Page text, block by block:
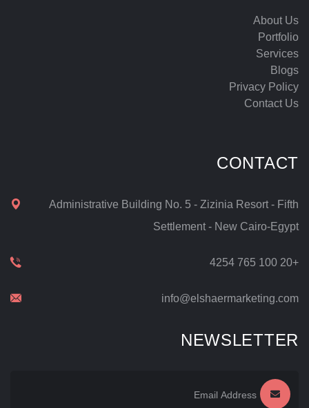
About Us
Portfolio
Services
Blogs
Privacy Policy
Contact Us
CONTACT
Administrative Building No. 5 - Zizinia Resort - Fifth
Settlement - New Cairo-Egypt
+20 100 765 4254
info@elshaermarketing.com
NEWSLETTER